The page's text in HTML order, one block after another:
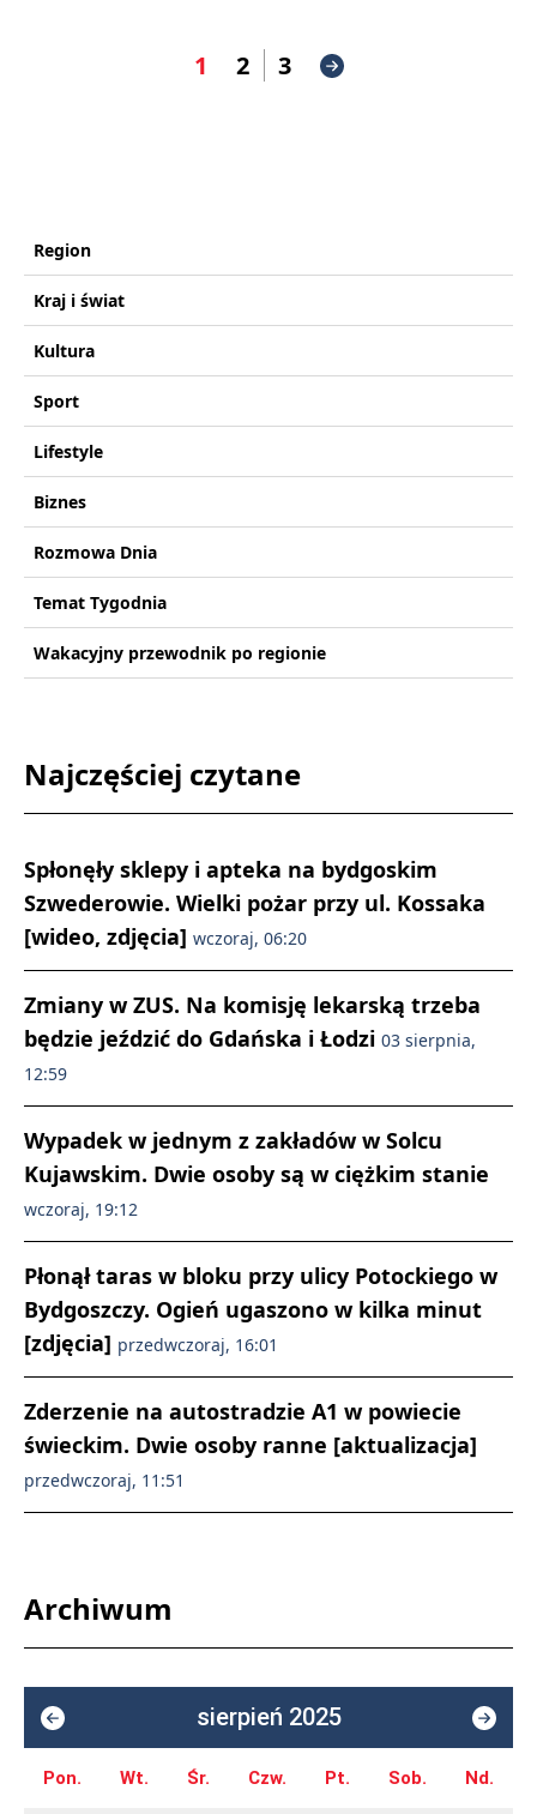
1 2 3
Region
Kraj i świat
Kultura
Sport
Lifestyle
Biznes
Rozmowa Dnia
Temat Tygodnia
Wakacyjny przewodnik po regionie
Najczęściej czytane
Spłonęły sklepy i apteka na bydgoskim
Szwederowie. Wielki pożar przy ul. Kossaka
[wideo, zdjęcia] wczoraj, 06:20
Zmiany w ZUS. Na komisję lekarską trzeba
będzie jeździć do Gdańska i Łodzi 03 sierpnia,
12:59
Wypadek w jednym z zakładów w Solcu
Kujawskim. Dwie osoby są w ciężkim stanie
wczoraj, 19:12
Płonął taras w bloku przy ulicy Potockiego w
Bydgoszczy. Ogień ugaszono w kilka minut
[zdjęcia] przedwczoraj, 16:01
Zderzenie na autostradzie A1 w powiecie
świeckim. Dwie osoby ranne [aktualizacja]
przedwczoraj, 11:51
Archiwum
sierpień 2025
Pon. Wt. Śr. Czw. Pt. Sob. Nd.